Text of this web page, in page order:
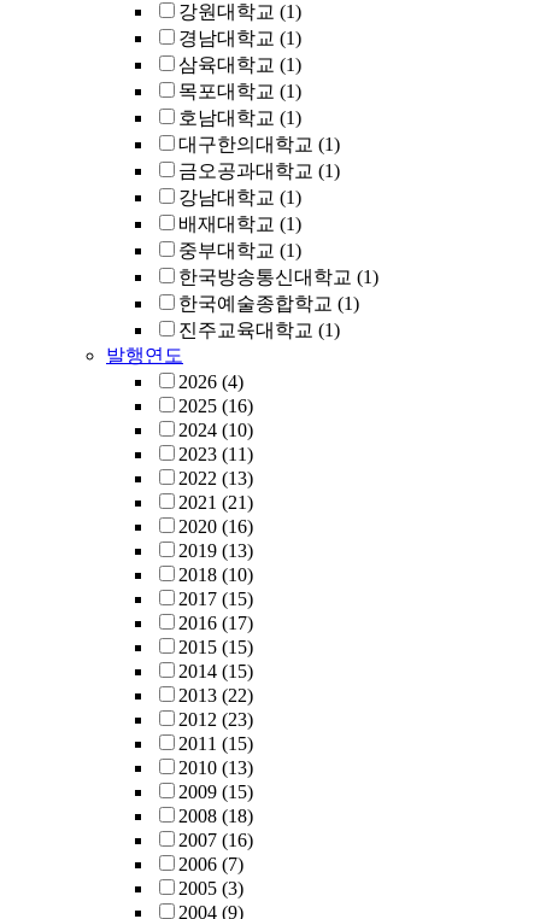
강원대학교 (1)
경남대학교 (1)
삼육대학교 (1)
목포대학교 (1)
호남대학교 (1)
대구한의대학교 (1)
금오공과대학교 (1)
강남대학교 (1)
배재대학교 (1)
중부대학교 (1)
한국방송통신대학교 (1)
한국예술종합학교 (1)
진주교육대학교 (1)
발행연도
2026 (4)
2025 (16)
2024 (10)
2023 (11)
2022 (13)
2021 (21)
2020 (16)
2019 (13)
2018 (10)
2017 (15)
2016 (17)
2015 (15)
2014 (15)
2013 (22)
2012 (23)
2011 (15)
2010 (13)
2009 (15)
2008 (18)
2007 (16)
2006 (7)
2005 (3)
2004 (9)